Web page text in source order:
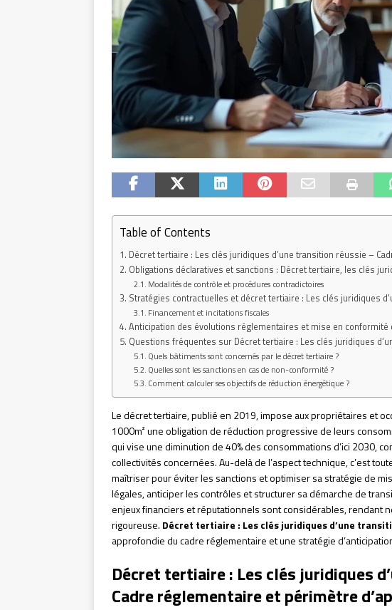
Table of Contents
Décret tertiaire : Les clés juridiques d’une transition réussie –
Obligations déclaratives et sanctions : Décret tertiaire, les clés
Modalités de contrôle et procédures contradictoires
Stratégies contractuelles et décret tertiaire : Les clés juridiques
Financement et incitations fiscales
Anticipation des évolutions réglementaires et mise en conformité
Questions fréquentes sur Décret tertiaire : Les clés juridiques
Quels bâtiments sont concernés par le décret tertiaire ?
Quelles sont les sanctions en cas de non-conformité ?
Comment calculer ses objectifs de réduction énergétique ?
Le décret tertiaire, publié en 2019, impose aux propriétaires et
1000m² une obligation de réduction progressive de leurs
qui vise une diminution de 40% des consommations d’ici 2030,
collectivités concernées. Au-delà de l’aspect technique, c’est
maîtriser pour éviter les sanctions et optimiser sa stratégie de
légales, anticiper les contrôles et structurer sa démarche de
enjeux financiers et réputationnels sont considérables, rendant
rigoureuse. Décret tertiaire : Les clés juridiques d’une
approfondie du cadre réglementaire et une stratégie
Décret tertiaire : Les clés juridiques
Cadre réglementaire et périmètre